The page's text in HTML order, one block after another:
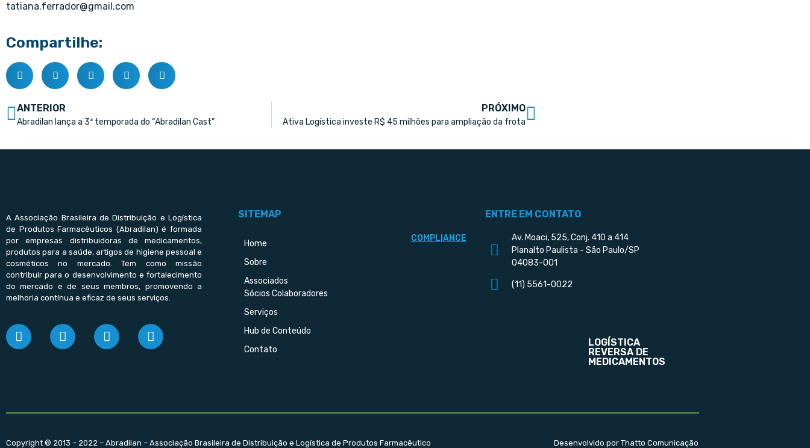
tatiana.ferrador@gmail.com
Compartilhe:
ANTERIOR
Abradilan lança a 3ª temporada do “Abradilan Cast”
PRÓXIMO
Ativa Logística investe R$ 45 milhões para ampliação da frota
A Associação Brasileira de Distribuição e Logística
de Produtos Farmacêuticos (Abradilan) é formada
por empresas distribuidoras de medicamentos,
produtos para a saúde, artigos de higiene pessoal e
cosméticos no mercado. Tem como missão
contribuir para o desenvolvimento e fortalecimento
do mercado e de seus membros, promovendo a
melhoria contínua e eficaz de seus serviços.
SITEMAP
Home
Sobre
Associados
Sócios Colaboradores
Serviços
Hub de Conteúdo
Contato
COMPLIANCE
ENTRE EM CONTATO
Av. Moaci, 525, Conj. 410 a 414
Planalto Paulista - São Paulo/SP
04083-001
(11) 5561-0022
LOGÍSTICA
REVERSA DE
MEDICAMENTOS
Copyright © 2013 – 2022 – Abradilan – Associação Brasileira de Distribuição e Logística de Produtos Farmacêutico Desenvolvido por Thatto Comunicação